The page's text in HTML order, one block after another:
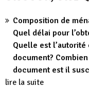
Composition de
Quel délai pour
Quelle est
document?
document est il
lire la suite